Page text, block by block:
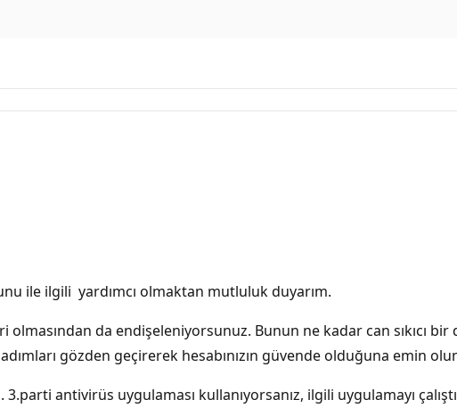
ile ilgili yardımcı olmaktan mutluluk duyarım.
olmasından da endişeleniyorsunuz. Bunun ne kadar can sıkıcı
gözden geçirerek hesabınızın güvende olduğuna emin
antivirüs uygulaması kullanıyorsanız, ilgili uygulamayı